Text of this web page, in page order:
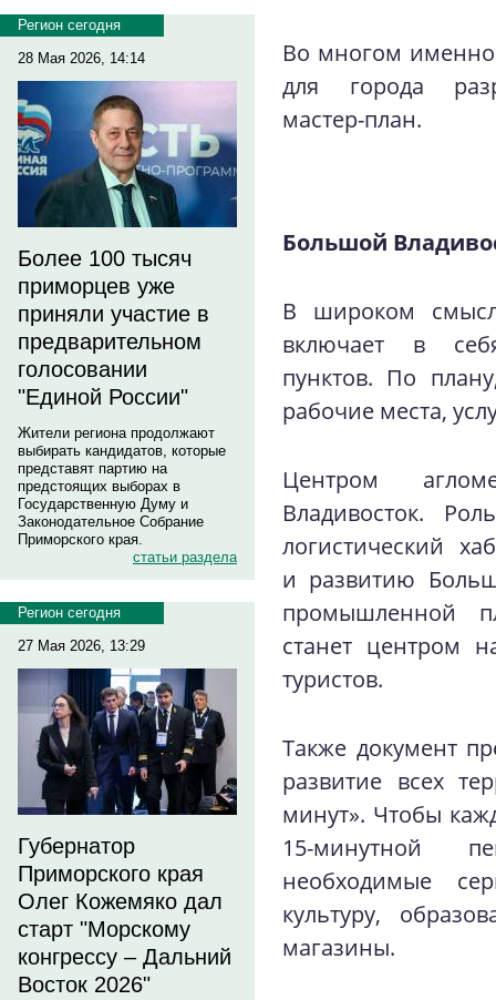
Регион сегодня
28 Мая 2026, 14:14
Более 100 тысяч
приморцев уже
приняли участие в
предварительном
голосовании
"Единой России"
Жители региона продолжают
выбирать кандидатов, которые
представят партию на
предстоящих выборах в
Государственную Думу и
Законодательное Собрание
Приморского края.
статьи раздела
Регион сегодня
27 Мая 2026, 13:29
Губернатор
Приморского края
Олег Кожемяко дал
старт "Морскому
конгрессу – Дальний
Восток 2026"
Во многом
для города
мастер-план.
Большой
В широком
включает в
пунктов. По
рабочие места,
Центром
Владивосток.
логистический
и развитию
промышленной
станет центром
туристов.
Также документ
развитие всех
минут». Чтобы
15-минутной
необходимые
культуру,
магазины.